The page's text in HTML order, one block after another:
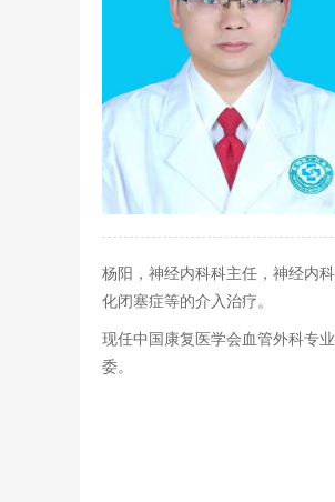
杨阳，神经内科科主任，神经内
化闭塞症等的介入治疗。
现任中国康复医学会血管外科专
委。